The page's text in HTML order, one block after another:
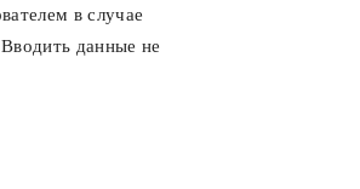
в случае
данные не